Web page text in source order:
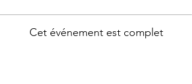
Cet événement est complet